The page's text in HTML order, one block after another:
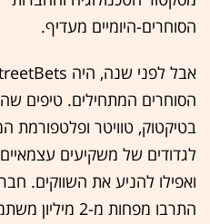
הסוחרים-היומיים מעדיף.
הסוחרים המתחילים. טיפים
בטיקטוק, טוויטר ופלטפורמת
לגדודים של משקיעים